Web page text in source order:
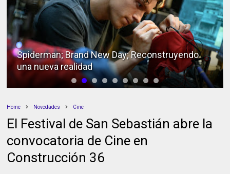
Spiderman; Brand New Day; Reconstruyendo
una nueva realidad
Home Novedades Cine
El Festival de San Sebastián abre la
convocatoria de Cine en
Construcción 36